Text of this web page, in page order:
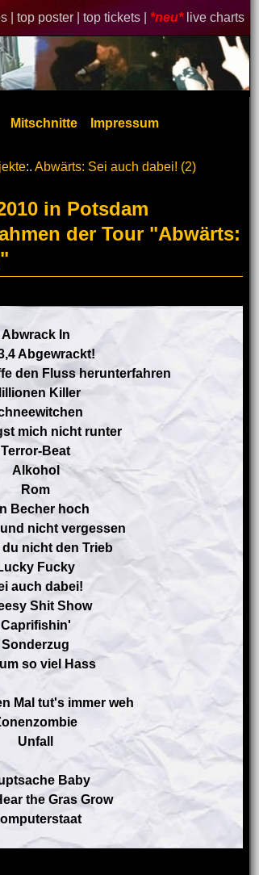
| top poster | top tickets | *neu* live charts
Mitschnitte Impressum
:. Abwärts: Sei auch dabei! (2)
in Potsdam
der Tour "Abwärts:
Abwrack In
Abgewrackt!
den Fluss herunterfahren
Killer
mich nicht runter
Terror-Beat
Alkohol
Rom
Becher hoch
nicht vergessen
nicht den Trieb
Fucky
auch dabei!
Shit Show
Caprifishin'
Sonderzug
so viel Hass
Mal tut's immer weh
Unfall
Baby
the Gras Grow